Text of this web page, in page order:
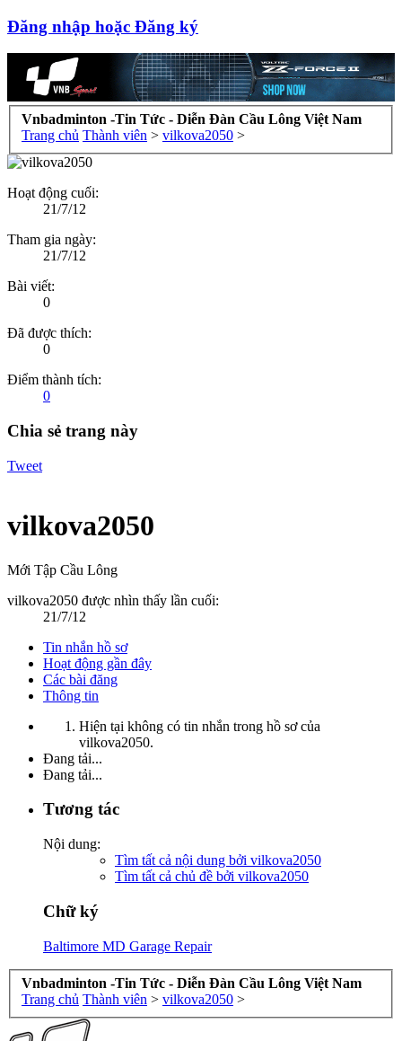
Đăng nhập hoặc Đăng ký
Vnbadminton -Tin Tức - Diễn Đàn Cầu Lông Việt Nam
Trang chủ Thành viên > vilkova2050 >
Hoạt động cuối:
21/7/12
Tham gia ngày:
21/7/12
Bài viết:
0
Đã được thích:
0
Điểm thành tích:
0
Chia sẻ trang này
Tweet
vilkova2050
Mới Tập Cầu Lông
vilkova2050 được nhìn thấy lần cuối:
21/7/12
Tin nhắn hồ sơ
Hoạt động gần đây
Các bài đăng
Thông tin
Hiện tại không có tin nhắn trong hồ sơ của
vilkova2050.
Đang tải...
Đang tải...
Tương tác
Nội dung:
Tìm tất cả nội dung bởi vilkova2050
Tìm tất cả chủ đề bởi vilkova2050
Chữ ký
Baltimore MD Garage Repair
Vnbadminton -Tin Tức - Diễn Đàn Cầu Lông Việt Nam
Trang chủ Thành viên > vilkova2050 >